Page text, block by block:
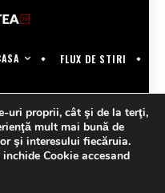
FLUX DE STIRI
uri proprii, cât şi de la terţi,
mult mai bună de
şi interesului fiecăruia.
Cookie accesand